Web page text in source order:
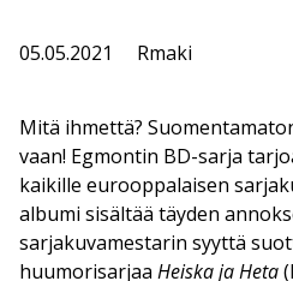
05.05.2021 Rmaki
Mitä ihmettä?
vaan! Egmontin BD-sarja
kaikille eurooppalaisen
albumi sisältää täyden
sarjakuvamestarin syyttä
huumorisarjaa Heiska ja Heta